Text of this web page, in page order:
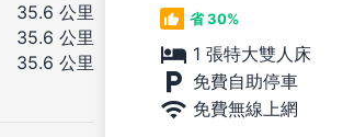
省 30%
1 張特大雙人床
免費自助停車
免費無線上網
35.6 公里
35.6 公里
35.6 公里